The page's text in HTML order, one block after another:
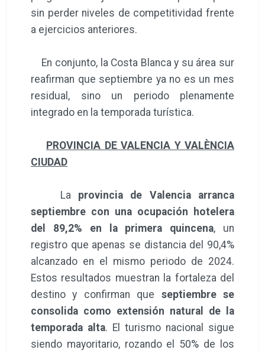
sin perder niveles de competitividad frente
a ejercicios anteriores.
En conjunto, la Costa Blanca y su área sur
reafirman que septiembre ya no es un mes
residual, sino un periodo plenamente
integrado en la temporada turística.
PROVINCIA DE VALENCIA Y VALÈNCIA
CIUDAD
La provincia de Valencia arranca
septiembre con una ocupación hotelera
del 89,2% en la primera quincena, un
registro que apenas se distancia del 90,4%
alcanzado en el mismo periodo de 2024.
Estos resultados muestran la fortaleza del
destino y confirman que septiembre se
consolida como extensión natural de la
temporada alta. El turismo nacional sigue
siendo mayoritario, rozando el 50% de los